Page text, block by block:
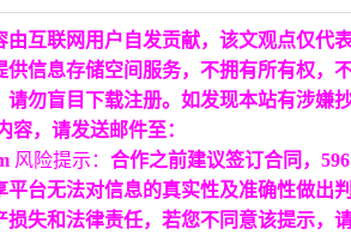
由互联网用户自发贡献，该文观点仅代
供信息存储空间服务，不拥有所有权，
请勿盲目下载注册。如发现本站有涉嫌
容，请发送邮件至：
风险提示： 合作之前建议签订合同，596
平台无法对信息的真实性及准确性做出
损失和法律责任，若您不同意该提示，